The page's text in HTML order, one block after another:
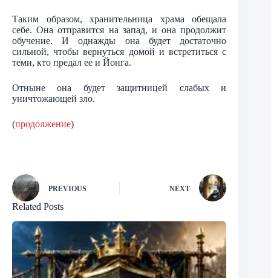
Таким образом, хранительница храма обещала
себе. Она отправится на запад, и она продолжит
обучение. И однажды она будет достаточно
сильной, чтобы вернуться домой и встретиться с
теми, кто предал ее и Йонга.
Отныне она будет защитницей слабых и
уничтожающей зло.
(продолжение)
PREVIOUS NEXT
Related Posts